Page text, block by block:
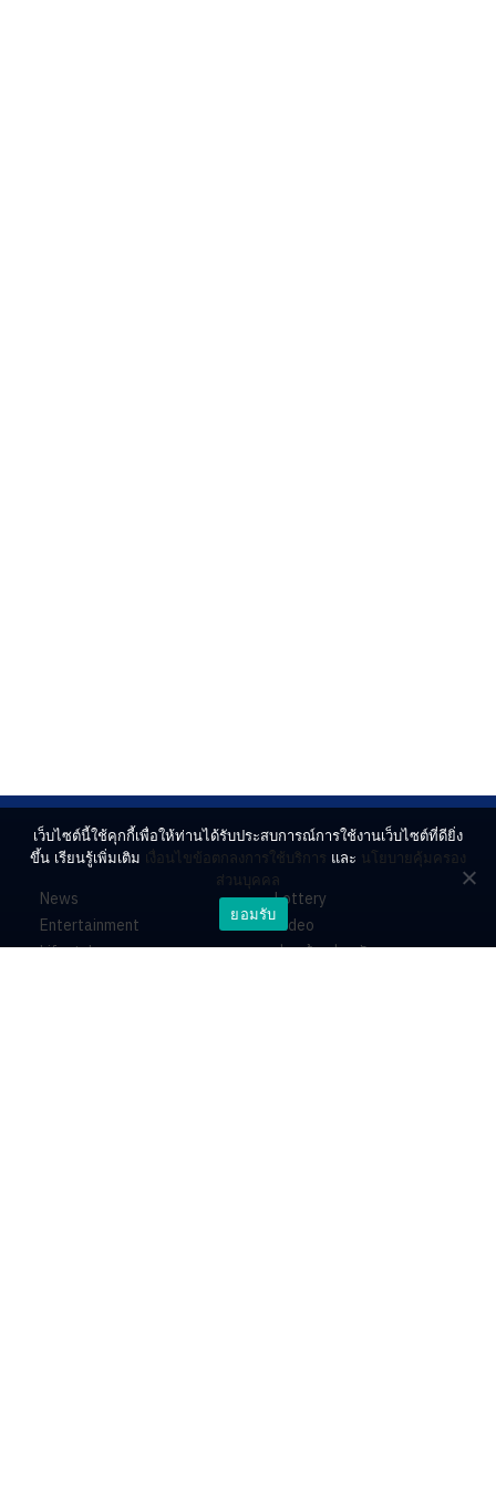
News
Entertainment
Lifestyle
Lottery
Video
ร่วมด้วยช่วยกัน
เว็บไซต์นี้ใช้คุกกี้เพื่อให้ท่านได้รับประสบการณ์การใช้งานเว็บไซต์ที่ดียิ่ง
ขึ้น เรียนรู้เพิ่มเติม เงื่อนไขข้อตกลงการใช้บริการ และ นโยบายคุ้มครอง
ส่วนบุคคล
ยอมรับ